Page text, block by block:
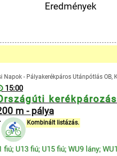
Eredmények
Napok - Pályakerékpáros Utánpótlás OB,
15:00
kerékpározás
m - pálya
Kombinált listázás.
fiú; U13 fiú; U15 fiú; WU9 lány;